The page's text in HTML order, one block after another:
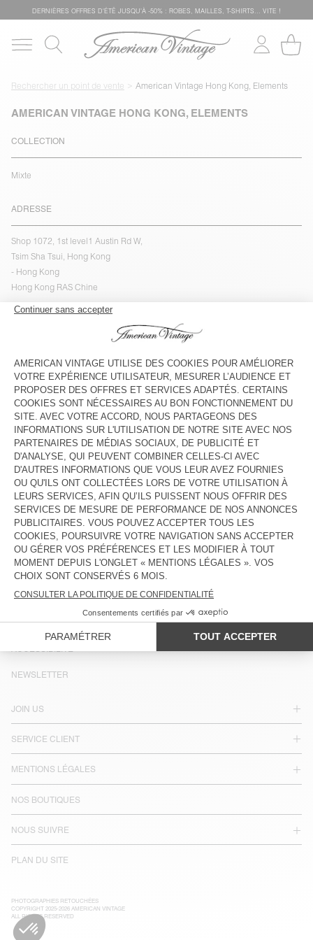
DERNIÈRES OFFRES D'ÉTÊ JUSQU'À -50% : ROBES, MAILLES, T-SHIRTS... VITE !
Rechercher un point de vente American Vintage Hong Kong, Elements
AMERICAN VINTAGE HONG KONG, ELEMENTS
COLLECTION
Mixte
ADRESSE
Shop 1072, 1st level1 Austin Rd W,
Tsim Sha Tsui, Hong Kong
- Hong Kong
Hong Kong RAS Chine
Lundi
10:30 - 21:00
Mardi
10:30 - 21:00
Mercredi
10:30 - 21:00
Jeudi
10:30 - 21:00
Vendredi
10:30 - 21:00
Samedi
10:30 - 21:00
Dimanche
10:30 - 21:00
CONTACT
Tél. :(+852) 2861 2005
E-mail :contact@americanvintage-store.com
FRANCE
LANGUE :
ACCESSIBILITÉ
JOIN US
SERVICE CLIENT
MENTIONS LÉGALES
NOS BOUTIQUES
NOUS SUIVRE
PLAN DU SITE
NEWSLETTER
PHOTOGRAPHIES RETOUCHÉES
COPYRIGHT 2025-2026 AMERICAN VINTAGE
ALL RIGHTS RESERVED